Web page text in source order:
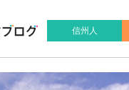
信州人